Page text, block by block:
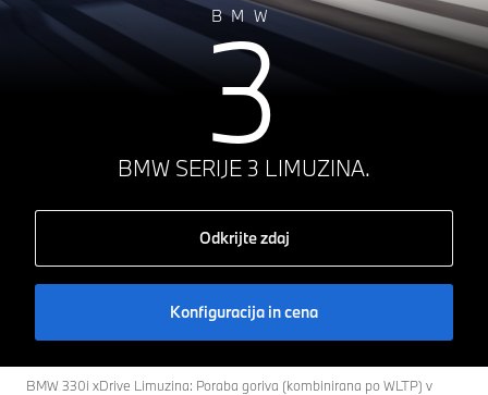
BMW
3
BMW SERIJE 3 LIMUZINA.
Odkrijte zdaj
Konfiguracija in cena
BMW 330i xDrive Limuzina: Poraba goriva (kombinirana po WLTP) v